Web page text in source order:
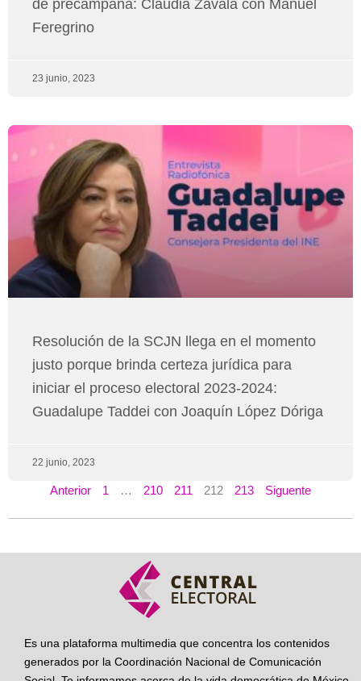
de precampaña: Claudia Zavala con Manuel
Feregrino
23 junio, 2023
Resolución de la SCJN llega en el momento
justo porque brinda certeza jurídica para
iniciar el proceso electoral 2023-2024:
Guadalupe Taddei con Joaquín López Dóriga
22 junio, 2023
Anterior 1 … 210 211 212 213 Siguente
Es una plataforma multimedia que concentra los contenidos
generados por la Coordinación Nacional de Comunicación